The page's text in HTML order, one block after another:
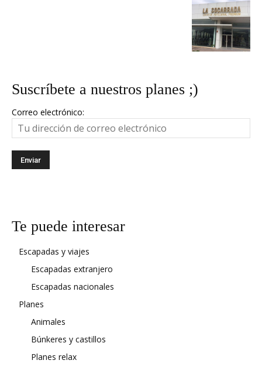
Suscríbete a nuestros planes ;)
Correo electrónico:
Te puede interesar
Escapadas y viajes
Escapadas extranjero
Escapadas nacionales
Planes
Animales
Búnkeres y castillos
Planes relax